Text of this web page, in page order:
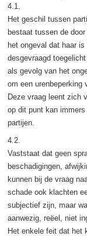
4.1.
Het geschil tussen
bestaat tussen de
het ongeval dat haar
desgevraagd
als gevolg van het
om een urenbeperking
Deze vraag leent zich
op dit punt kan
partijen.
4.2.
Vaststaat dat geen
beschadigingen,
kunnen bij de vraag
schade ook klachten
subjectief zijn, maar
aanwezig, reëel, niet
Het enkele feit dat het